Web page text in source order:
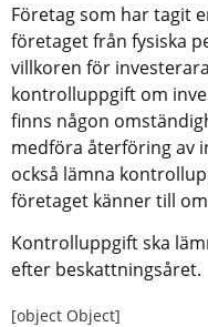
Företag som har tagit
företaget från fysiska
villkoren för
kontrolluppgift om
finns någon
medföra återföring av
också lämna
företaget känner till
Kontrolluppgift ska
efter beskattningsåret.
[object Object]